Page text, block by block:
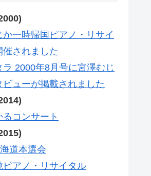
か一時帰国ピアノ・リサイ
催されました
ラ 2000年8月号に宮澤むじ
ビューが掲載されました
コンサート
道本選会
ピアノ・リサイタル